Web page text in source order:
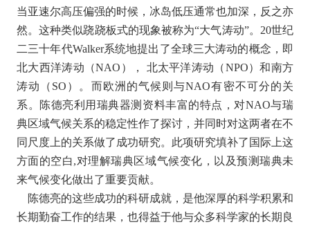
当亚速尔高压偏强的时候，冰岛低压通常也加深，反之亦
然。这种类似跷跷板式的现象被称为“大气涛动”。20世纪
二三十年代Walker系统地提出了全球三大涛动的概念，即
北大西洋涛动（NAO）， 北太平洋涛动（NPO）和南方
涛动（SO）。而欧洲的气候则与NAO有密不可分的关
系。陈德亮利用瑞典器测资料丰富的特点，对NAO与瑞
典区域气候关系的稳定性作了探讨，并同时对这两者在不
同尺度上的关系做了成功研究。此项研究填补了国际上这
方面的空白,对理解瑞典区域气候变化，以及预测瑞典未
来气候变化做出了重要贡献。
陈德亮的这些成功的科研成就，是他深厚的科学积累和
长期勤奋工作的结果，也得益于他与众多科学家的长期良